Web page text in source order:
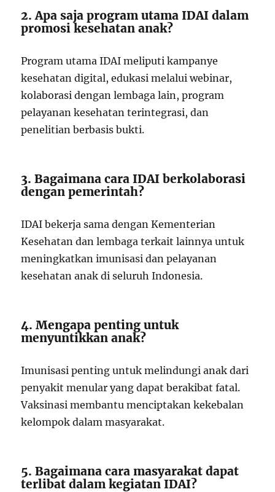
2. Apa saja program utama IDAI dalam
promosi kesehatan anak?
Program utama IDAI meliputi kampanye
kesehatan digital, edukasi melalui webinar,
kolaborasi dengan lembaga lain, program
pelayanan kesehatan terintegrasi, dan
penelitian berbasis bukti.
3. Bagaimana cara IDAI berkolaborasi
dengan pemerintah?
IDAI bekerja sama dengan Kementerian
Kesehatan dan lembaga terkait lainnya untuk
meningkatkan imunisasi dan pelayanan
kesehatan anak di seluruh Indonesia.
4. Mengapa penting untuk
menyuntikkan anak?
Imunisasi penting untuk melindungi anak dari
penyakit menular yang dapat berakibat fatal.
Vaksinasi membantu menciptakan kekebalan
kelompok dalam masyarakat.
5. Bagaimana cara masyarakat dapat
terlibat dalam kegiatan IDAI?